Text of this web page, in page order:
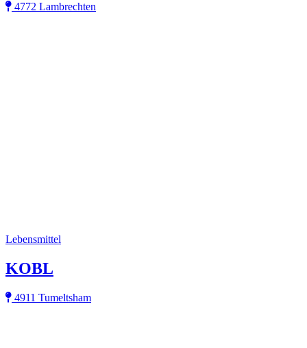
4772 Lambrechten
Lebensmittel
KOBL
4911 Tumeltsham